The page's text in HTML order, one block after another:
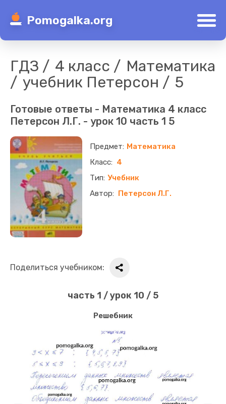
Pomogalka.org
ГДЗ 4 класс
Математика
учебник Петерсон
5
Готовые ответы - Математика 4 класс
Петерсон Л.Г. - урок 10 часть 1 5
Математика
4
Учебник
Петерсон Л.Г.
Поделиться учебником:
часть 1 / урок 10 / 5
Решебник